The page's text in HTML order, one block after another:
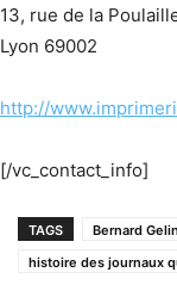
13, rue de la
Lyon 69002
http://
[/vc_contact_info]
TAGS Bernard Gelin
histoire des journaux